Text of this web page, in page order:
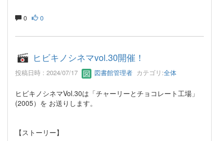
0 0
ヒビキノシネマvol.30開催！
投稿日時 : 2024/07/17 図書館管理者 カテゴリ:全体
ヒビキノシネマVol.30は「チャーリーとチョコレート工場」
(2005）を お送りします。
【ストーリー】